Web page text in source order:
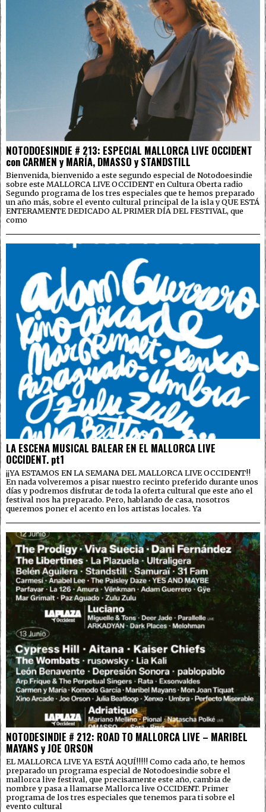
NOTODOESINDIE # 213: ESPECIAL MALLORCA LIVE OCCIDENT
con CARMEN y MARÍA, DMASSO y STANDSTILL
Bienvenida, bienvenido a este segundo especial de Notodoesindie
sobre este MALLORCA LIVE OCCIDENT en Cultura Oberta radio
Segundo programa de los tres especiales que te hemos preparado
un año más, sobre el evento cultural principal de la isla y QUE ESTÁ
ENTERAMENTE DEDICADO AL PRIMER DÍA DEL FESTIVAL, que
como
LA ESCENA MUSICAL BALEAR EN EL MALLORCA LIVE
OCCIDENT. pt1
¡¡YA ESTAMOS EN LA SEMANA DEL MALLORCA LIVE OCCIDENT!!
En nada volveremos a pisar nuestro recinto preferido durante unos
días y podremos disfrutar de toda la oferta cultural que este año el
festival nos ha preparado. Pero, hablando de casa, nosotros
queremos poner el acento en los artistas locales. Ya
NOTODESINDIE # 212: ROAD TO MALLORCA LIVE – MARIBEL
MAYANS y JOE ORSON
EL MALLORCA LIVE YA ESTÁ AQUÍ!!!!! Como cada año, te hemos
preparado un programa especial de Notodoesindie sobre el
mallorca live festival, que precisamente este año, cambia de
nombre y pasa a llamarse Mallorca live OCCIDENT. Primer
programa de los tres especiales que tenemos para ti sobre el
evento cultural